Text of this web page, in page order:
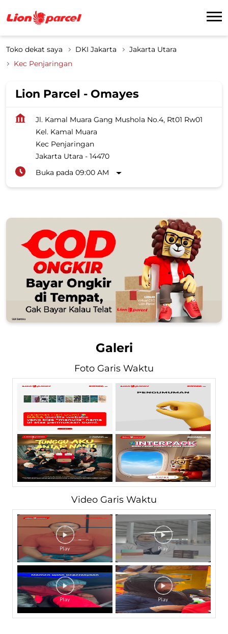
Toko dekat saya DKI Jakarta
Jakarta Utara
Kec Penjaringan
Lion Parcel - Omayes
Jl. Kamal Muara Gang Mushola No.4, Rt01 Rw01
Kel. Kamal Muara
Kec Penjaringan
Jakarta Utara - 14470
Buka pada 09:00 AM
Galeri
Foto Garis Waktu
Video Garis Waktu